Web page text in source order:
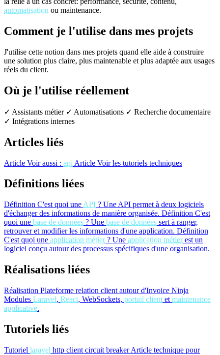
automatisation ou maintenance.
Comment je l'utilise dans mes projets
J'utilise cette notion dans mes projets quand elle aide à construire
une solution plus claire, plus maintenable et plus adaptée aux usages
réels du client.
Où je l'utilise réellement
✓ Assistants métier ✓ Automatisations ✓ Recherche documentaire
✓ Intégrations internes
Articles liés
Article Voir aussi : api Article Voir les tutoriels techniques
Définitions liées
Définition C'est quoi une API ? Une API permet à deux logiciels
d'échanger des informations de manière organisée. Définition C'est
quoi une base de données ? Une base de données sert à ranger,
retrouver et modifier les informations d'une application. Définition
C'est quoi une application métier? Une application métierest un
logiciel conçu autour des processus spécifiques d'une organisation.
Réalisations liées
Réalisation Plateforme relation client autour d'Invoice Ninja
Modules Laravel, React, WebSockets, portail client et maintenance
applicative.
Tutoriels liés
Tutoriel laravel http client circuit breaker Article technique pour